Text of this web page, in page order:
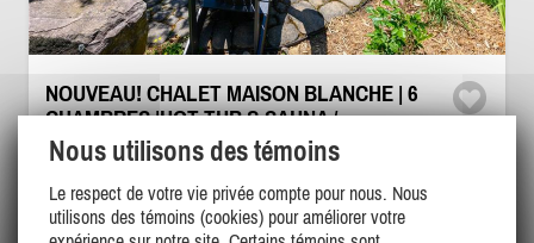
NOUVEAU! CHALET MAISON BLANCHE | 6
CHAMBRES |HOT TUB & SAUNA /
TREMBLANT LIVING
OR-42752
Nous utilisons des témoins
Le respect de votre vie privée compte pour nous. Nous
utilisons des témoins (cookies) pour améliorer votre